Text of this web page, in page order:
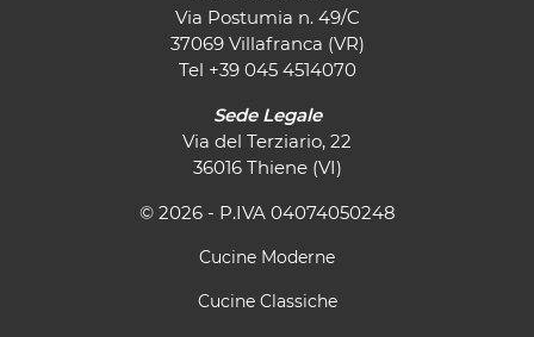
Via Postumia n. 49/C
37069 Villafranca (VR)
Tel +39 045 4514070
Sede Legale
Via del Terziario, 22
36016 Thiene (VI)
© 2026 - P.IVA 04074050248
Cucine Moderne
Cucine Classiche